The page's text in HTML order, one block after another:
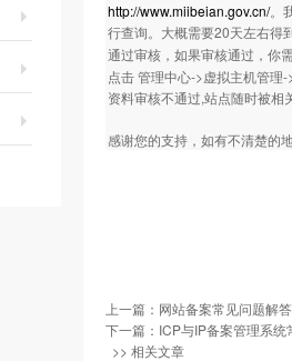
http://www.miibeian.gov.cn/。
行查询。大概需要20天左右得
通过审核，如果审核通过，你
点击 管理中心->虚拟主机管理
资料审核不通过,站点随时被相
感谢您的支持，如有不清楚的
上一篇： 网站备案常见问题解
下一篇： ICP与IP备案管理系统
>> 相关文章